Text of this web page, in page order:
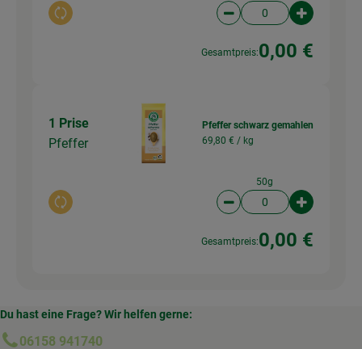
Auswahl ändern Artikelanzahl
Gesamtpreis:0,00 €
1 Prise
Pfeffer
Auswahl ändern
Pfeffer schwarz gemahlen
69,80 € / kg
50g
Artikelanzahl
Gesamtpreis:0,00 €
Du hast eine Frage? Wir helfen gerne:
06158 941740